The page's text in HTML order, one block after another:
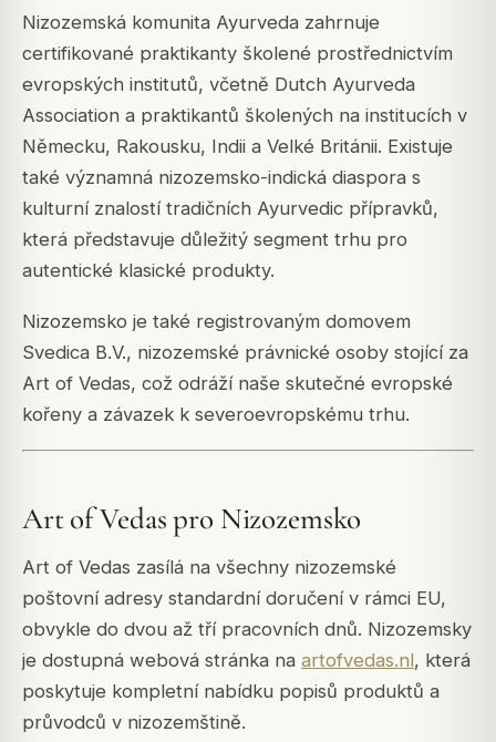
Nizozemská komunita Ayurveda zahrnuje
certifikované praktikanty školené prostřednictvím
evropských institutů, včetně Dutch Ayurveda
Association a praktikantů školených na institucích v
Německu, Rakousku, Indii a Velké Británii. Existuje
také významná nizozemsko-indická diaspora s
kulturní znalostí tradičních Ayurvedic přípravků,
která představuje důležitý segment trhu pro
autentické klasické produkty.
Nizozemsko je také registrovaným domovem
Svedica B.V., nizozemské právnické osoby stojící za
Art of Vedas, což odráží naše skutečné evropské
kořeny a závazek k severoevropskému trhu.
Art of Vedas pro Nizozemsko
Art of Vedas zasílá na všechny nizozemské
poštovní adresy standardní doručení v rámci EU,
obvykle do dvou až tří pracovních dnů. Nizozemsky
je dostupná webová stránka na artofvedas.nl, která
poskytuje kompletní nabídku popisů produktů a
průvodců v nizozemštině.